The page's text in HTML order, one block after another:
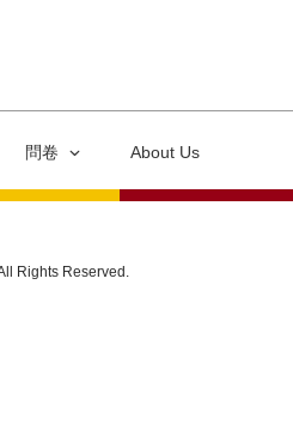
問卷 About Us
Rights Reserved.